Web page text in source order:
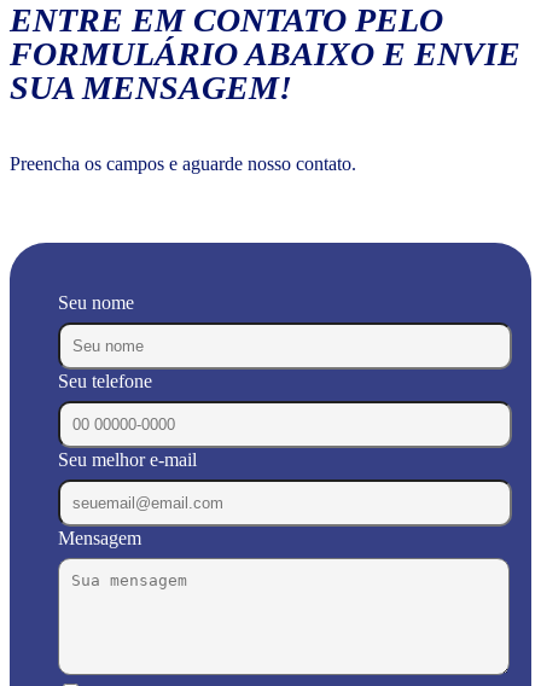
ENTRE EM CONTATO PELO
FORMULÁRIO ABAIXO E ENVIE
SUA MENSAGEM!
Preencha os campos e aguarde nosso contato.
Seu nome
Seu telefone
Seu melhor e-mail
Mensagem